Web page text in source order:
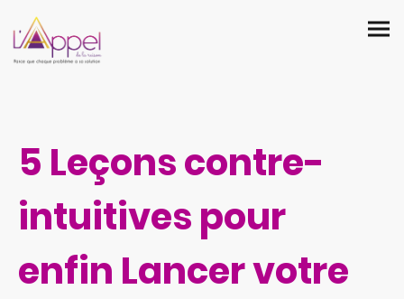
5 Leçons contre-
intuitives pour
enfin Lancer votre